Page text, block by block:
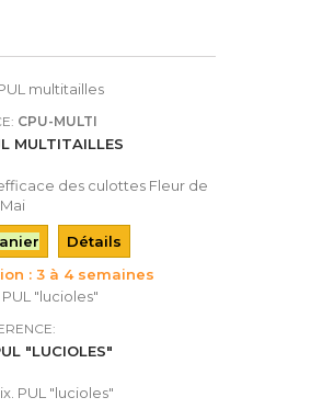
CPU-MULTI
MULTITAILLES
des culottes Fleur de
Mai
Détails
: 3 à 4 semaines
"LUCIOLES"
PUL "lucioles"